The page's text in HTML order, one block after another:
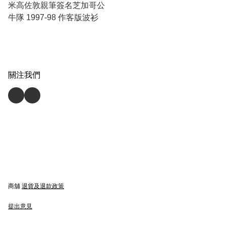
米高佐敦親筆簽名芝加哥公
牛隊 1997-98 作客版波衫
關注我們
商舖 退貨及退款政策
提出意見